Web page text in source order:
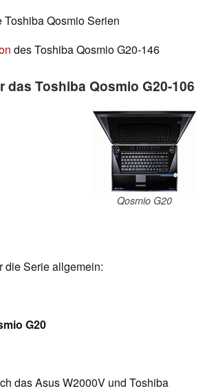
Toshiba Qosmio Serien
des Toshiba Qosmio G20-146
das Toshiba Qosmio G20-106
Qosmio G20
die Serie allgemein:
G20
das Asus W2000V und Toshiba